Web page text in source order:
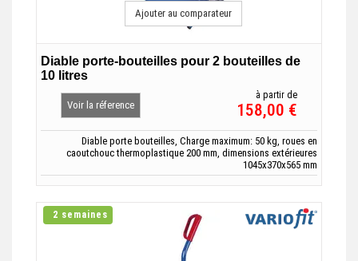
Diable porte-bouteilles pour 2 bouteilles de
10 litres
Voir la réference
à partir de
158,00 €
Diable porte bouteilles, Charge maximum: 50 kg, roues en
caoutchouc thermoplastique 200 mm, dimensions extérieures
1045x370x565 mm
Ajouter au comparateur
2 semaines